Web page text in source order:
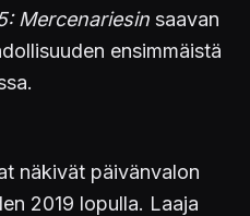
Mercenariesin saavan
ensimmäistä
näkivät päivänvalon
2019 lopulla. Laaja